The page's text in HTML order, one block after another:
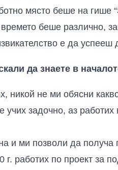
място беше на гише
беше различно,
е да
да знаете в
никой не ми обясни
учих задочно, аз
и ми позволи да получа
г. работих по проект за